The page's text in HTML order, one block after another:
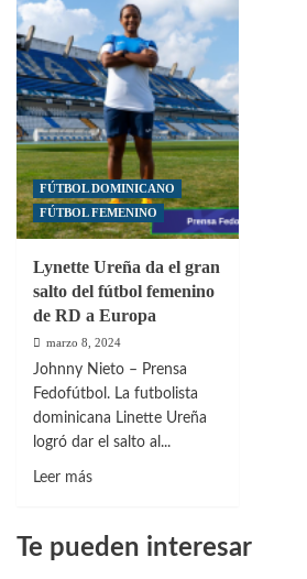
FÚTBOL DOMINICANO
FÚTBOL FEMENINO
Lynette Ureña da el gran
salto del fútbol femenino
de RD a Europa
marzo 8, 2024
Johnny Nieto – Prensa
Fedofútbol. La futbolista
dominicana Linette Ureña
logró dar el salto al...
Leer másLeer
Lynette
Te pueden interesar